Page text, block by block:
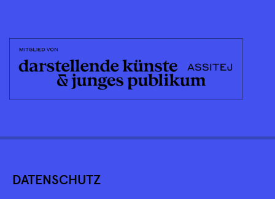
DATENSCHUTZ